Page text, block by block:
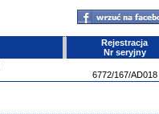
Rejestracja
Nr seryjny
6772/167/AD018